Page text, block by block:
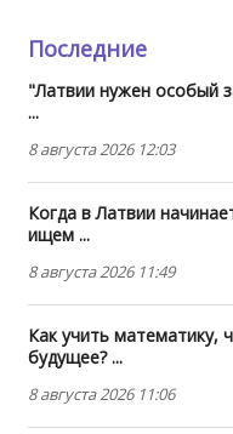
Последние
"Латвии нужен особый
...
8 августа 2026 12:03
Когда в Латвии
ищем ...
8 августа 2026 11:49
Как учить математику,
будущее? ...
8 августа 2026 11:06